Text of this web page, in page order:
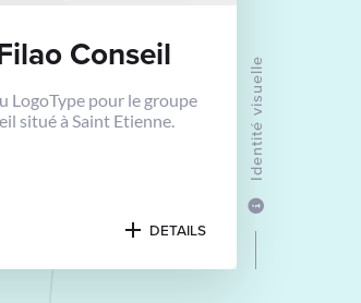
Identité visuelle
Conseil
LogoType pour le groupe
situé à Saint Etienne.
DETAILS